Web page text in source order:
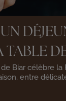
TABLE
Biar célèbre
entre